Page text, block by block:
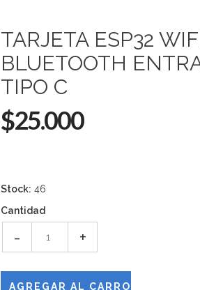
TARJETA ESP32
BLUETOOTH
TIPO C
$25.000
Stock: 46
Cantidad
- +